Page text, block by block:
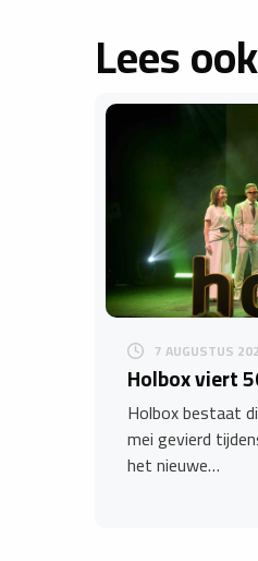
Lees ook
7 AUGUSTUS
Holbox viert
Holbox bestaat
mei gevierd
het nieuwe…